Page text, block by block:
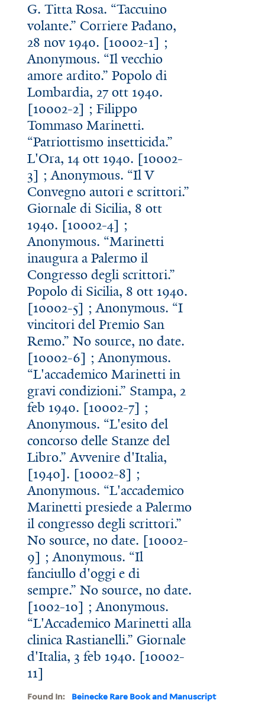
G. Titta Rosa. “Taccuino
volante.” Corriere Padano,
28 nov 1940. [10002-1] ;
Anonymous. “Il vecchio
amore ardito.” Popolo di
Lombardia, 27 ott 1940.
[10002-2] ; Filippo
Tommaso Marinetti.
“Patriottismo insetticida.”
L'Ora, 14 ott 1940. [10002-
3] ; Anonymous. “Il V
Convegno autori e scrittori.”
Giornale di Sicilia, 8 ott
1940. [10002-4] ;
Anonymous. “Marinetti
inaugura a Palermo il
Congresso degli scrittori.”
Popolo di Sicilia, 8 ott 1940.
[10002-5] ; Anonymous. “I
vincitori del Premio San
Remo.” No source, no date.
[10002-6] ; Anonymous.
“L'accademico Marinetti in
gravi condizioni.” Stampa, 2
feb 1940. [10002-7] ;
Anonymous. “L'esito del
concorso delle Stanze del
Libro.” Avvenire d'Italia,
[1940]. [10002-8] ;
Anonymous. “L'accademico
Marinetti presiede a Palermo
il congresso degli scrittori.”
No source, no date. [10002-
9] ; Anonymous. “Il
fanciullo d'oggi e di
sempre.” No source, no date.
[1002-10] ; Anonymous.
“L'Accademico Marinetti alla
clinica Rastianelli.” Giornale
d'Italia, 3 feb 1940. [10002-
11]
Found In:
Beinecke Rare Book and Manuscript